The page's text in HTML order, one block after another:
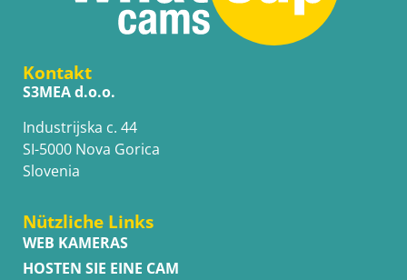
Kontakt
S3MEA d.o.o.
Industrijska c. 44
SI-5000 Nova Gorica
Slovenia
Nützliche Links
WEB KAMERAS
HOSTEN SIE EINE CAM